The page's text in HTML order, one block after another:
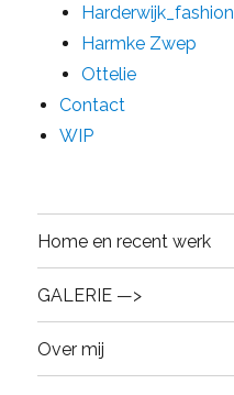
Harderwijk_fashion
Harmke Zwep
Ottelie
Contact
WIP
Home en recent werk
GALERIE —>
Over mij